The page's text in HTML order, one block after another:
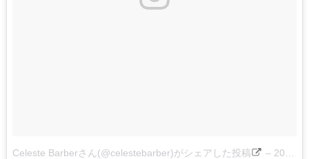
Celeste Barberさん(@celestebarber)がシェアした投稿 – 2017 8月 8 11:15午後 PDT